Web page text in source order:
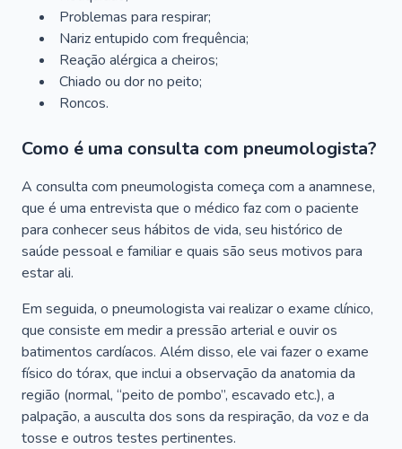
Problemas para respirar;
Nariz entupido com frequência;
Reação alérgica a cheiros;
Chiado ou dor no peito;
Roncos.
Como é uma consulta com pneumologista?
A consulta com pneumologista começa com a anamnese,
que é uma entrevista que o médico faz com o paciente
para conhecer seus hábitos de vida, seu histórico de
saúde pessoal e familiar e quais são seus motivos para
estar ali.
Em seguida, o pneumologista vai realizar o exame clínico,
que consiste em medir a pressão arterial e ouvir os
batimentos cardíacos. Além disso, ele vai fazer o exame
físico do tórax, que inclui a observação da anatomia da
região (normal, “peito de pombo”, escavado etc.), a
palpação, a ausculta dos sons da respiração, da voz e da
tosse e outros testes pertinentes.